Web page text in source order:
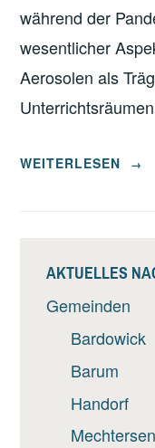
während der
wesentlicher
Aerosolen als
DER
WEITERLESEN →
AKTUELLES
Gemeinden
Bardowick
Barum
Handorf
Mechtersen